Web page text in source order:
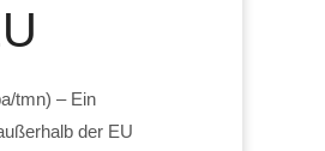
tmn) – Ein
der EU